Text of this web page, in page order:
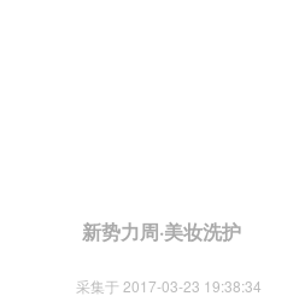
新势力周·美妆洗护
采集于 2017-03-23 19:38:34